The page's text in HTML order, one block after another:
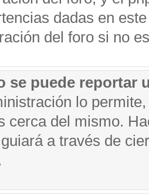
dadas en
del foro si no
se puede reportar
lo
cerca del mismo.
a través de